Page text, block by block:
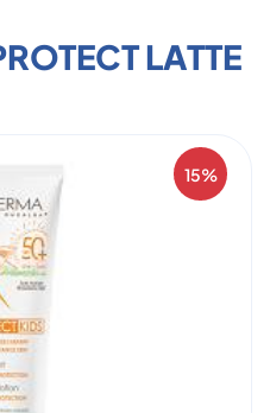
LATTE
15%